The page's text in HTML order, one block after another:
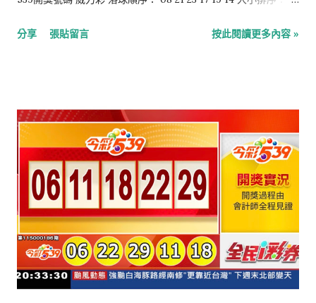
07 大小排序： 04 07 08 16 38 4星彩 2 9 3 1 3星彩 2 8 5
分享 張貼留言 按此閱讀更多內容 »